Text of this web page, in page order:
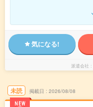
気になる!
派遣会社
未読
NEW
掲載日 2026/08/08